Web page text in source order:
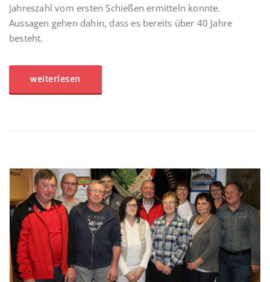
Jahreszahl vom ersten Schießen ermitteln konnte.
Aussagen gehen dahin, dass es bereits über 40 Jahre
besteht.
weiterlesen